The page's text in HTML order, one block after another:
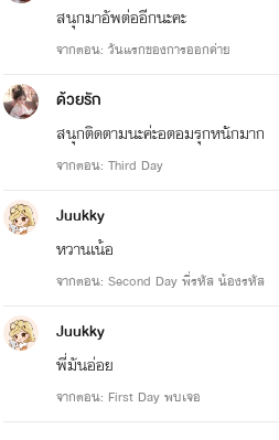
สนุกมาอัพต่ออีกนะคะ
จากตอน: วันแรกของการออกค่าย
ด้วยรัก
สนุกติดตามนะค่ะอตอมรุกหนักมาก
จากตอน: Third Day
Juukky
หวานเน้อ
จากตอน: Second Day พี่รหัส น้องรหัส
Juukky
พี่มันอ่อย
จากตอน: First Day พบเจอ